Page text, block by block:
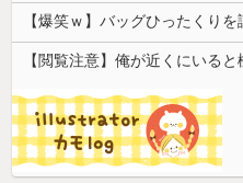
【閲覧注意】俺が近くにいる